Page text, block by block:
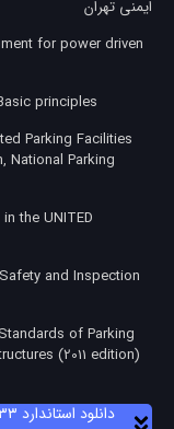
ايمنی تهران
for power driven
principles
Parking Facilities
National Parking
the UNITED
and Inspection
of Parking
(2011 edition)